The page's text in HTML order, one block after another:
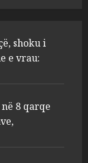
ndaj
origjinë
e Fierit, dy të
në
shoku i
e vrau:
8 qarqe